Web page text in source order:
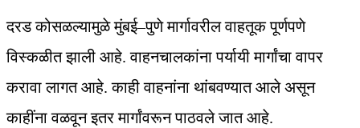
दरड कोसळल्यामुळे मुंबई–पुणे मार्गावरील वाहतूक पूर्णपणे
विस्कळीत झाली आहे. वाहनचालकांना पर्यायी मार्गांचा वापर
करावा लागत आहे. काही वाहनांना थांबवण्यात आले असून
काहींना वळवून इतर मार्गांवरून पाठवले जात आहे.